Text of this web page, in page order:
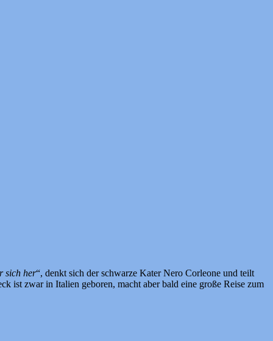
sich her“, denkt sich der schwarze Kater Nero Corleone und teilt
ist zwar in Italien geboren, macht aber bald eine große Reise zum